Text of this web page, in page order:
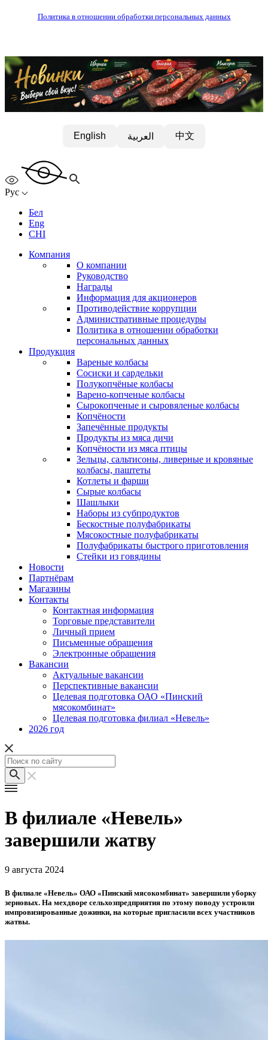
Политика в отношении обработки персональных данных
English العربية 中文
Рус
Бел
Eng
CHI
Компания
О компании
Руководство
Награды
Информация для акционеров
Противодействие коррупции
Административные процедуры
Политика в отношении обработки
персональных данных
Продукция
Вареные колбасы
Сосиски и сардельки
Полукопчёные колбасы
Варено-копченые колбасы
Сырокопченые и сыровяленые колбасы
Копчёности
Запечённые продукты
Продукты из мяса дичи
Копчёности из мяса птицы
Зельцы, сальтисоны, ливерные и кровяные
колбасы, паштеты
Котлеты и фарши
Сырые колбасы
Шашлыки
Наборы из субпродуктов
Бескостные полуфабрикаты
Мясокостные полуфабрикаты
Полуфабрикаты быстрого приготовления
Стейки из говядины
Новости
Партнёрам
Магазины
Контакты
Контактная информация
Торговые представители
Личный прием
Письменные обращения
Электронные обращения
Вакансии
Актуальные вакансии
Перспективные вакансии
Целевая подготовка ОАО «Пинский
мясокомбинат»
Целевая подготовка филиал «Невель»
2026 год
В филиале «Невель»
завершили жатву
9 августа 2024
В филиале «Невель» ОАО «Пинский мясокомбинат» завершили уборку
зерновых. На мехдворе сельхозпредприятия по этому поводу устроили
импровизированные дожинки, на которые пригласили всех участников
жатвы.